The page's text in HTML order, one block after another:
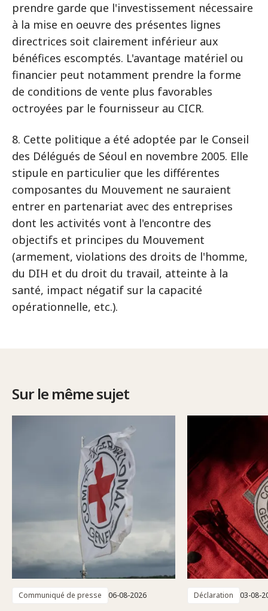
prendre garde que l'investissement nécessaire
à la mise en oeuvre des présentes lignes
directrices soit clairement inférieur aux
bénéfices escomptés. L'avantage matériel ou
financier peut notamment prendre la forme
de conditions de vente plus favorables
octroyées par le fournisseur au CICR.
8. Cette politique a été adoptée par le Conseil
des Délégués de Séoul en novembre 2005. Elle
stipule en particulier que les différentes
composantes du Mouvement ne sauraient
entrer en partenariat avec des entreprises
dont les activités vont à l'encontre des
objectifs et principes du Mouvement
(armement, violations des droits de l'homme,
du DIH et du droit du travail, atteinte à la
santé, impact négatif sur la capacité
opérationnelle, etc.).
Sur le même sujet
Communiqué de presse 06-08-2026 Déclaration 03-08-